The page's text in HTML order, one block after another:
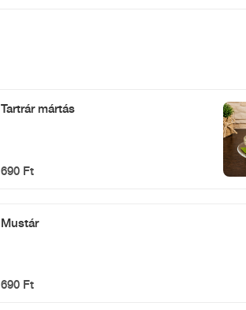
Tartrár mártás
690 Ft
Mustár
690 Ft